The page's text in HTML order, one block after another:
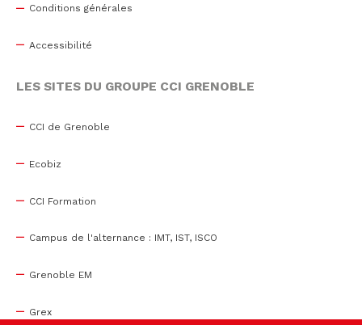
Conditions générales
Accessibilité
LES SITES DU GROUPE CCI GRENOBLE
CCI de Grenoble
Ecobiz
CCI Formation
Campus de l'alternance : IMT, IST, ISCO
Grenoble EM
Grex